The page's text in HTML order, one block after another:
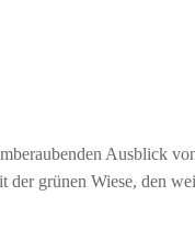
Ausblick
grünen Wiese, den